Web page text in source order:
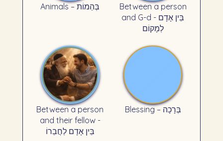
Animals – בְּהֵמוֹת
Between a person
and G-d - בֵּין אָדָם
לְמָקוֹם
Between a person
and their fellow -
בֵּין אָדָם לַחֲבֵרוֹ
Blessing – בְּרָכָה